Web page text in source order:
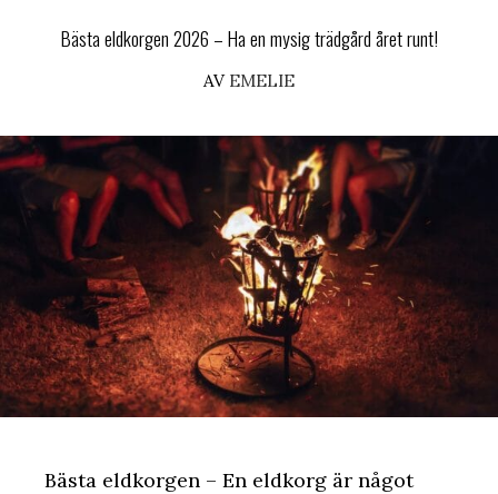
Bästa eldkorgen 2026 – Ha en mysig trädgård året runt!
AV EMELIE
Bästa eldkorgen – En eldkorg är något